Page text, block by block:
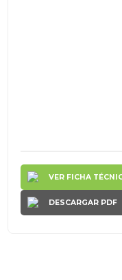
VER FICHA
DESCARGAR PDF